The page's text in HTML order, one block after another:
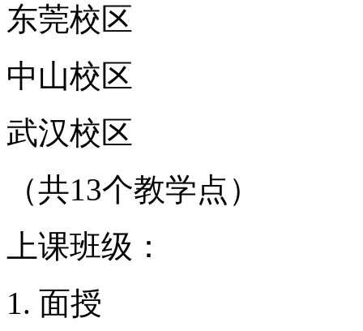
东莞校区
中山校区
武汉校区
（共13个教学点）
上课班级：
面授